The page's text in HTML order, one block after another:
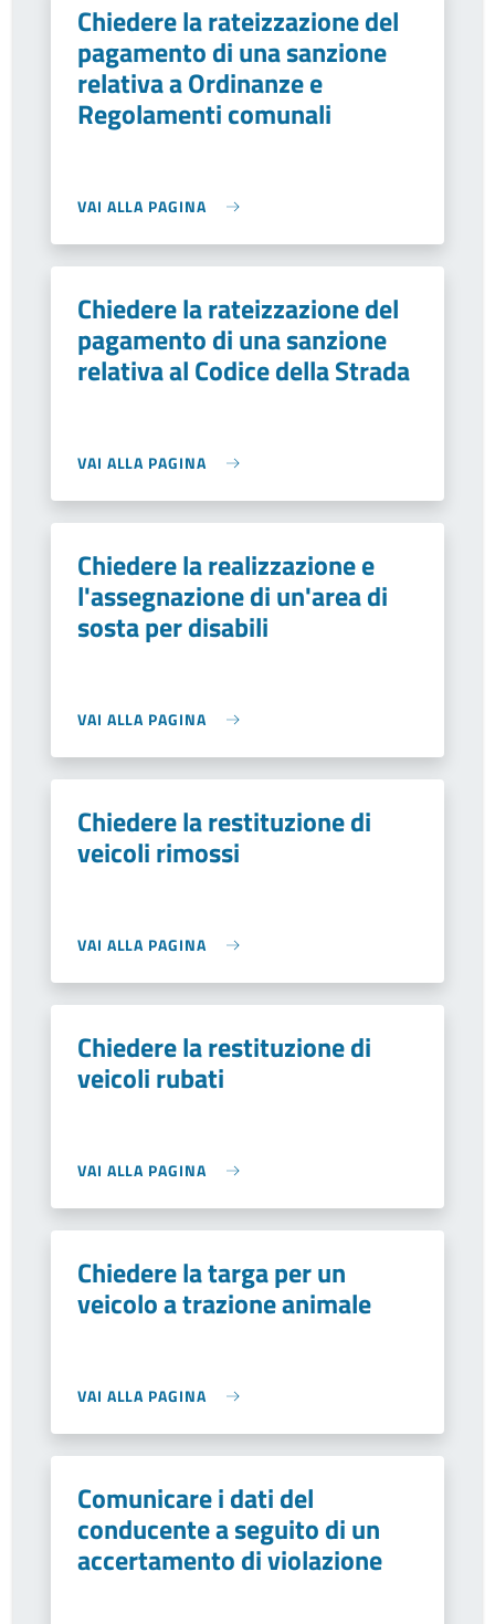
Chiedere la rateizzazione del
pagamento di una sanzione
relativa a Ordinanze e
Regolamenti comunali
VAI ALLA PAGINA
Chiedere la rateizzazione del
pagamento di una sanzione
relativa al Codice della Strada
VAI ALLA PAGINA
Chiedere la realizzazione e
l'assegnazione di un'area di
sosta per disabili
VAI ALLA PAGINA
Chiedere la restituzione di
veicoli rimossi
VAI ALLA PAGINA
Chiedere la restituzione di
veicoli rubati
VAI ALLA PAGINA
Chiedere la targa per un
veicolo a trazione animale
VAI ALLA PAGINA
Comunicare i dati del
conducente a seguito di un
accertamento di violazione